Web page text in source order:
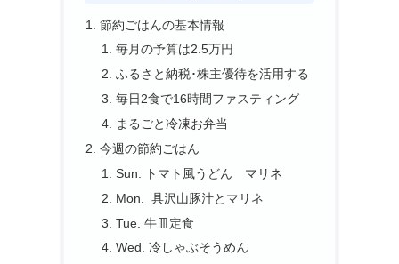
節約ごはんの基本情報
毎月の予算は2.5万円
ふるさと納税･株主優待を活用する
毎日2食で16時間ファスティング
まるごと冷凍お弁当
今週の節約ごはん
Sun. トマト風うどん マリネ
Mon. 具沢山豚汁とマリネ
Tue. 牛皿定食
Wed. 冷しゃぶそうめん